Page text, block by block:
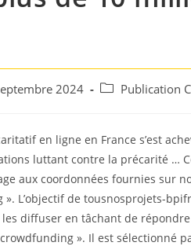
2024
Post Publication
en ligne en France s’est
luttant contre la précarité …
aux coordonnées fournies
L’objectif de tousnosprojets-
diffuser en tâchant de
». Il est sélectionné